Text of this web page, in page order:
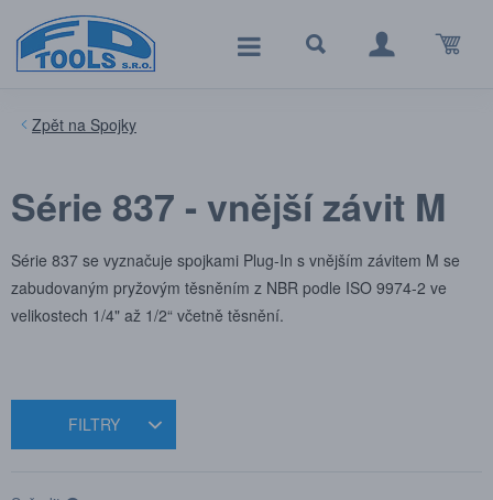
Spojky
Série 837 - vnější závit M
Série 837 se vyznačuje spojkami Plug-In s vnějším závitem M se
zabudovaným pryžovým těsněním z NBR podle ISO 9974-2 ve
velikostech 1/4" až 1/2“ včetně těsnění.
FILTRY